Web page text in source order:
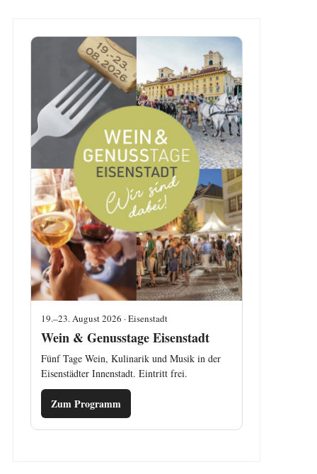
19.–23. August 2026 · Eisenstadt
Wein & Genusstage Eisenstadt
Fünf Tage Wein, Kulinarik und Musik in der
Eisenstädter Innenstadt. Eintritt frei.
Zum Programm